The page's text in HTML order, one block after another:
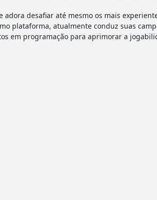
desafiar até mesmo os mais
plataforma, atualmente conduz suas
em programação para aprimorar a